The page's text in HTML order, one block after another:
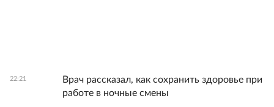
22:21
Врач рассказал, как сохранить здоровье при
работе в ночные смены